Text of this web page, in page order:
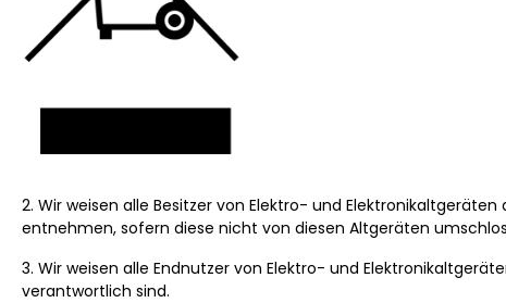
2. Wir weisen alle Besitzer von Elektro- und
entnehmen, sofern diese nicht von diesen Altgeräten
3. Wir weisen alle Endnutzer von Elektro- und
verantwortlich sind.